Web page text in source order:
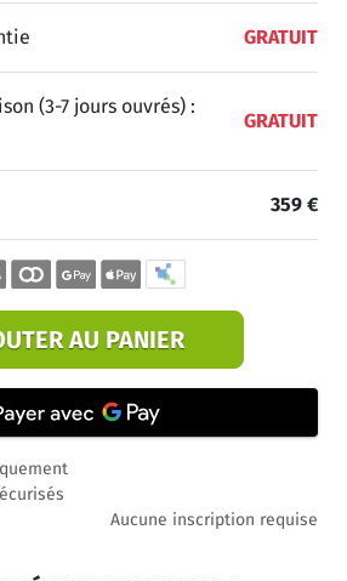
GRATUIT
(3-7 jours ouvrés) :
GRATUIT
359 €
AU PANIER
Aucune inscription requise